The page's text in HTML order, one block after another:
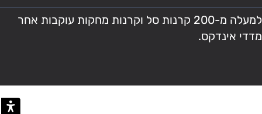
למעלה מ-200 קרנות סל וקרנות מחקות עוקבות אחר
מדדי אינדקס.